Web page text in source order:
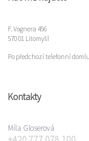
F. Vognera 456
570 01 Litomyšl
Po předchozí telefonní
Kontakty
Míla Gloserová